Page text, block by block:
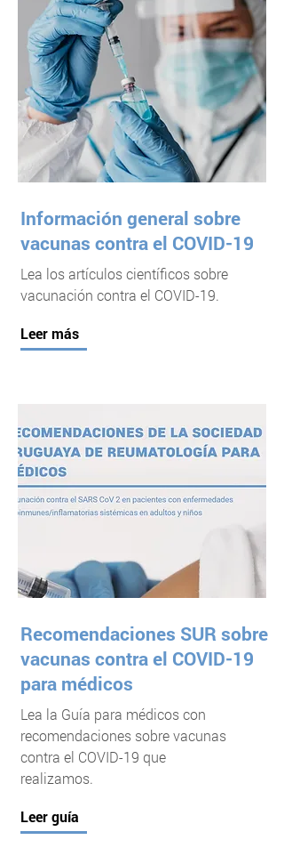
Información general sobre
vacunas contra el COVID-19
Lea los artículos científicos sobre
vacunación contra el COVID-19.
Leer más
Recomendaciones SUR sobre
vacunas contra el COVID-19
para médicos
Lea la Guía para médicos con
recomendaciones sobre vacunas
contra el COVID-19 que
realizamos.
Leer guía